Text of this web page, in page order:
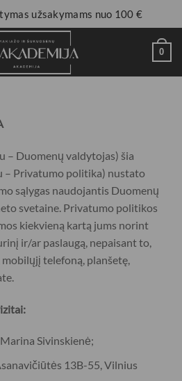
užsakymams nuo 100 €
0
– Duomenų valdytojas) šia
Privatumo politika) nustato
sąlygas naudojantis Duomenų
svetaine. Privatumo politikos
kiekvieną kartą jums norint
ir/ar paslaugą, nepaisant to,
telefoną, planšetę,
Sivinskienė;
13B-55, Vilnius